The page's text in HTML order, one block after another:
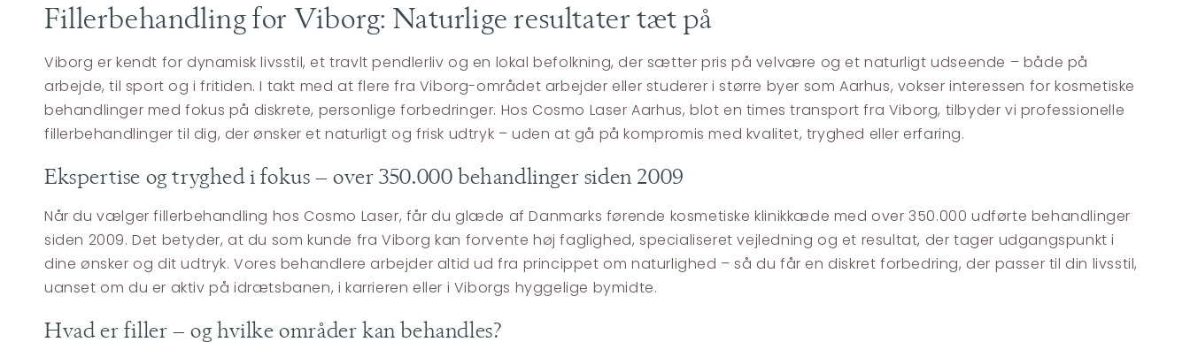
Fillerbehandling for Viborg: Naturlige resultater tæt på
Viborg er kendt for dynamisk livsstil, et travlt pendlerliv og en lokal befolkning, der sætter pris på velvære og et naturligt udseende – både på
arbejde, til sport og i fritiden. I takt med at flere fra Viborg-området arbejder eller studerer i større byer som Aarhus, vokser interessen for kosmetiske
behandlinger med fokus på diskrete, personlige forbedringer. Hos Cosmo Laser Aarhus, blot en times transport fra Viborg, tilbyder vi professionelle
fillerbehandlinger til dig, der ønsker et naturligt og frisk udtryk – uden at gå på kompromis med kvalitet, tryghed eller erfaring.
Ekspertise og tryghed i fokus – over 350.000 behandlinger siden 2009
Når du vælger fillerbehandling hos Cosmo Laser, får du glæde af Danmarks førende kosmetiske klinikkæde med over 350.000 udførte behandlinger
siden 2009. Det betyder, at du som kunde fra Viborg kan forvente høj faglighed, specialiseret vejledning og et resultat, der tager udgangspunkt i
dine ønsker og dit udtryk. Vores behandlere arbejder altid ud fra princippet om naturlighed – så du får en diskret forbedring, der passer til din livsstil,
uanset om du er aktiv på idrætsbanen, i karrieren eller i Viborgs hyggelige bymidte.
Hvad er filler – og hvilke områder kan behandles?